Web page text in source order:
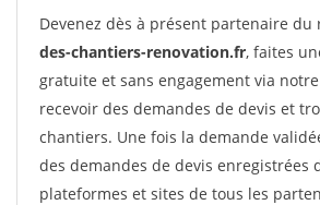
Devenez dès à présent partenaire du
des-chantiers-renovation.fr, faites
gratuite et sans engagement via
recevoir des demandes de devis et
chantiers. Une fois la demande
des demandes de devis enregistrées
plateformes et sites de tous les